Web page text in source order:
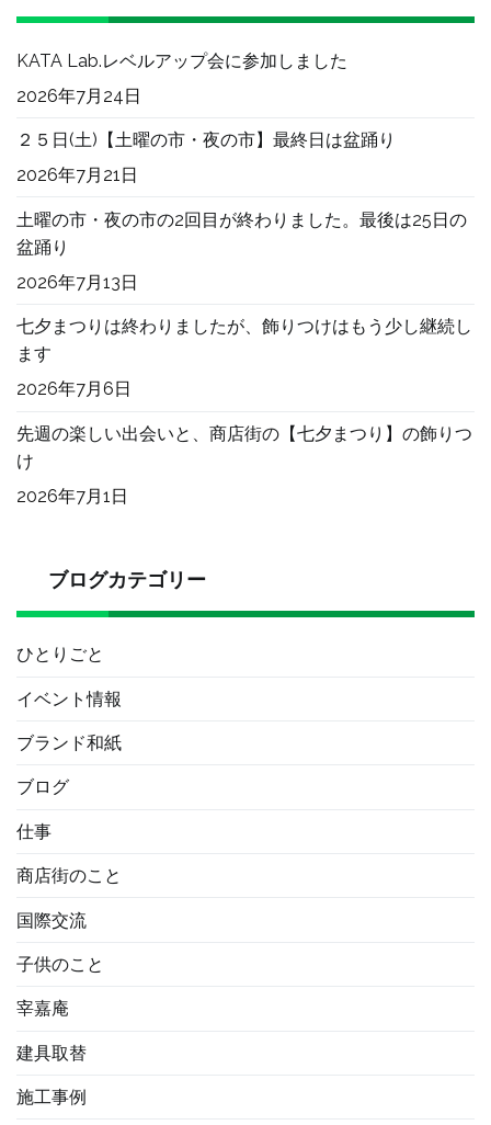
KATA Lab.レベルアップ会に参加しました
2026年7月24日
２５日(土)【土曜の市・夜の市】最終日は盆踊り
2026年7月21日
土曜の市・夜の市の2回目が終わりました。最後は25日の
盆踊り
2026年7月13日
七夕まつりは終わりましたが、飾りつけはもう少し継続し
ます
2026年7月6日
先週の楽しい出会いと、商店街の【七夕まつり】の飾りつ
け
2026年7月1日
ブログカテゴリー
ひとりごと
イベント情報
ブランド和紙
ブログ
仕事
商店街のこと
国際交流
子供のこと
宰嘉庵
建具取替
施工事例